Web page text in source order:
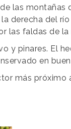
las
derecha del
las faldas de
y pinares. El
en
más